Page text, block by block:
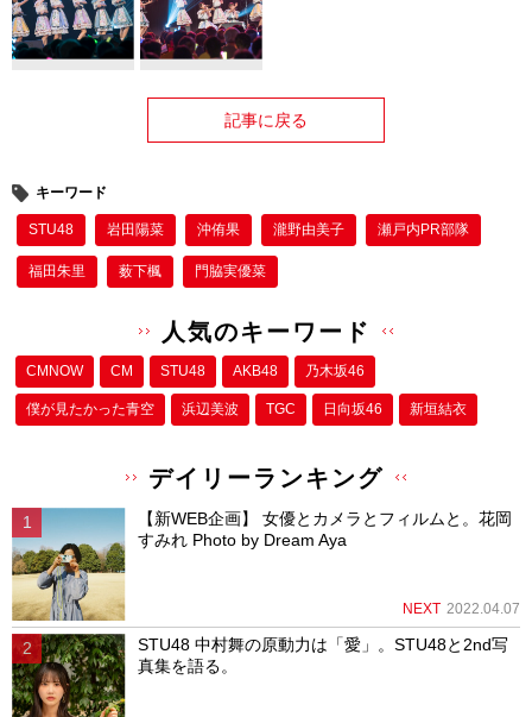
記事に戻る
キーワード
STU48 岩田陽菜 沖侑果 瀧野由美子 瀬戸内PR部隊
福田朱里 薮下楓 門脇実優菜
人気のキーワード
CMNOW CM STU48 AKB48 乃木坂46
僕が⾒たかった⻘空 浜辺美波 TGC 日向坂46 新垣結衣
デイリーランキング
【新WEB企画】 女優とカメラとフィルムと。花岡
すみれ Photo by Dream Aya
NEXT 2022.04.07
STU48 中村舞の原動力は「愛」。STU48と2nd写
真集を語る。